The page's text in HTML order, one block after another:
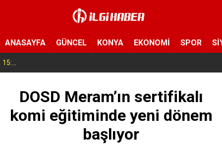
ANASAYFA GÜNCEL KONYA EKONOMİ SPOR
15:11
DOSD Meram’ın sertifikalı
komi eğitiminde yeni dönem
başlıyor